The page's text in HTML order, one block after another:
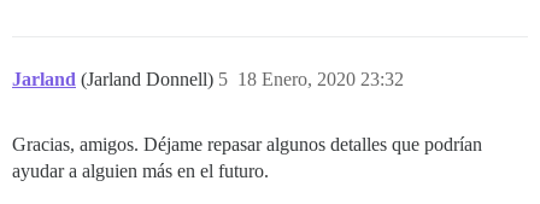
Jarland (Jarland Donnell) 18 Enero, 2020 23:32
5
Gracias, amigos. Déjame repasar algunos detalles que podrían
ayudar a alguien más en el futuro.